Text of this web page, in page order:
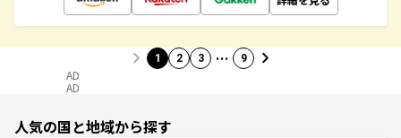
1 2 3 … 9
AD
AD
人気の国と地域から探す